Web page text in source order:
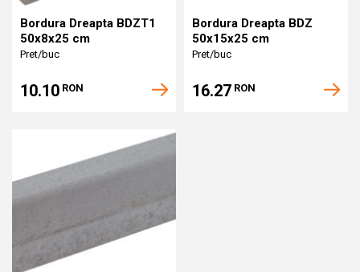
Bordura Dreapta BDZT1
50x8x25 cm
Pret/buc
10.10 RON
Bordura Dreapta BDZ
50x15x25 cm
Pret/buc
16.27 RON